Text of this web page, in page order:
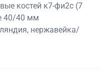
костей к7-фи2с (7
40/40 мм
нержавейка/